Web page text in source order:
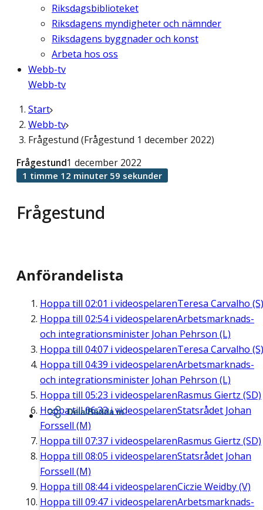
Riksdagsbiblioteket
Riksdagens myndigheter och nämnder
Riksdagens byggnader och konst
Arbeta hos oss
Webb-tv
Webb-tv
Start
Webb-tv
Frågestund (Frågestund 1 december 2022)
Frågestund
Frågestund1 december 2022
1 timme 12 minuter 59 sekunder
Anförandelista
Hoppa till 02:01 i videospelarenTeresa Carvalho (S)
Hoppa till 02:54i videospelarenArbetsmarknads-
och integrationsminister Johan Pehrson (L)
Hoppa till 04:07 i videospelarenTeresa Carvalho (S)
Hoppa till 04:39 i videospelarenArbetsmarknads-
och integrationsminister Johan Pehrson (L)
Hoppa till 05:23 i videospelarenRasmus Giertz (SD)
Hoppa till06:33i videospelarenStatsrådet Johan
Forssell (M)
Hoppa till 07:37 i videospelarenRasmus Giertz (SD)
Hoppa till 08:05 i videospelarenStatsrådet Johan
Forssell (M)
Hoppa till 08:44i videospelarenCiczie Weidby (V)
Hoppa till 09:47 i videospelarenArbetsmarknads-
Dela/Bädda in